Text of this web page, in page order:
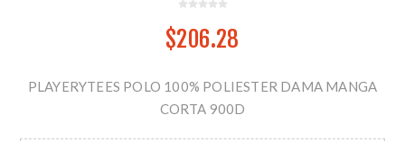
$206.28
PLAYERYTEES POLO 100% POLIESTER DAMA MANGA
CORTA 900D